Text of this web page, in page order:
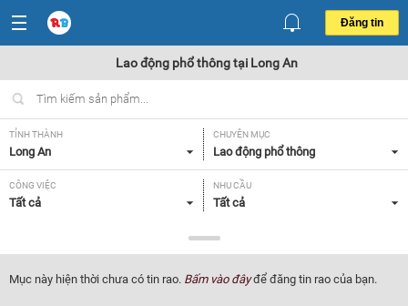
Đăng tin
Lao động phổ thông tại Long An
TỈNH THÀNH
Long An
CHUYÊN MỤC
Lao động phổ thông
CÔNG VIỆC
Tất cả
NHU CẦU
Tất cả
Tất cả
Mục này hiện thời chưa có tin rao. Bấm vào đâyđể đăng tin rao của bạn.